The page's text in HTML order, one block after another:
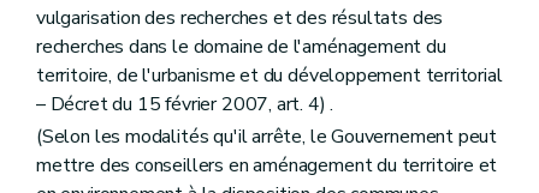
Art. 296
Art. 297
Art. 298
Art. 299
Art. 300
Art. 301
Art. 302
Art. 303
vulgarisation des recherches et des résultats des
recherches dans le domaine de l'aménagement du
territoire, de l'urbanisme et du développement territorial
– Décret du 15 février 2007, art. 4) .
(Selon les modalités qu'il arrête, le Gouvernement peut
mettre des conseillers en aménagement du territoire et